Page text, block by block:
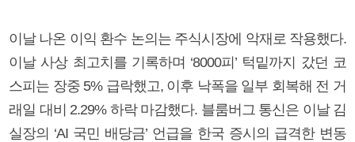
이날 나온 이익 환수 논의는 주식시장에 악재로 작용했다.
이날 사상 최고치를 기록하며 ‘8000피’ 턱밑까지 갔던 코
스피는 장중 5% 급락했고, 이후 낙폭을 일부 회복해 전 거
래일 대비 2.29% 하락 마감했다. 블룸버그 통신은 이날 김
실장의 ‘AI 국민 배당금’ 언급을 한국 증시의 급격한 변동